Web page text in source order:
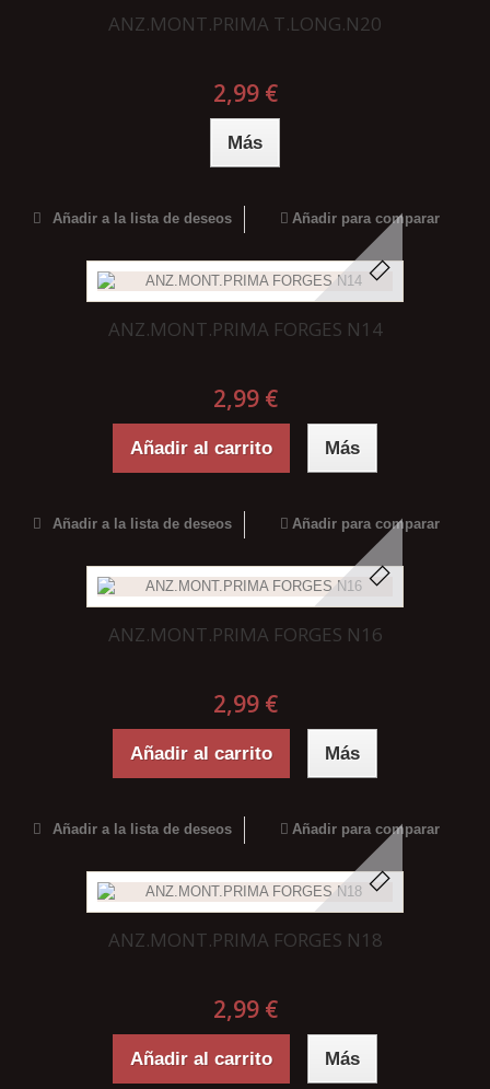
ANZ.MONT.PRIMA T.LONG.N20
2,99 €
Más
Añadir a la lista de deseos Añadir para comparar
ANZ.MONT.PRIMA FORGES N14
2,99 €
Añadir al carrito Más
Añadir a la lista de deseos Añadir para comparar
ANZ.MONT.PRIMA FORGES N16
2,99 €
Añadir al carrito Más
Añadir a la lista de deseos Añadir para comparar
ANZ.MONT.PRIMA FORGES N18
2,99 €
Añadir al carrito Más